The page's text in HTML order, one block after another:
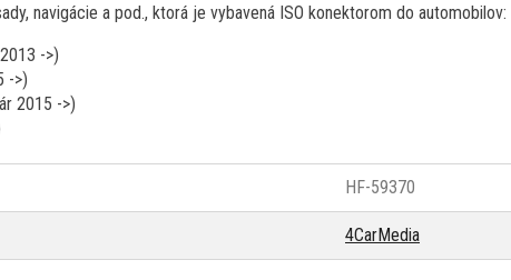
navigácie a pod., ktorá je vybavená ISO konektorom do automobilov:
->)
->)
2015 ->)
HF-59370
4CarMedia